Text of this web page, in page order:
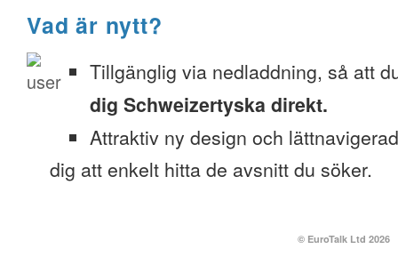
Vad är nytt?
Tillgänglig via nedladdning, så att
dig Schweizertyska direkt.
Attraktiv ny design och
dig att enkelt hitta de avsnitt du söker.
© EuroTalk Ltd 2026